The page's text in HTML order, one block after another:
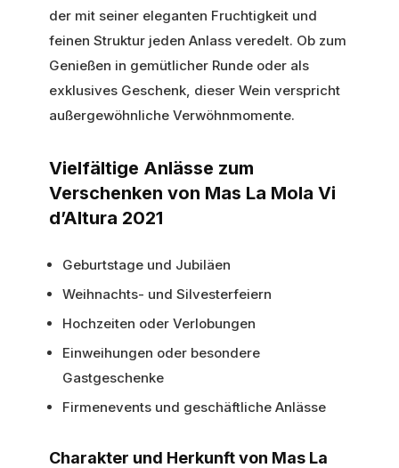
der mit seiner eleganten Fruchtigkeit und
feinen Struktur jeden Anlass veredelt. Ob zum
Genießen in gemütlicher Runde oder als
exklusives Geschenk, dieser Wein verspricht
außergewöhnliche Verwöhnmomente.
Vielfältige Anlässe zum
Verschenken von Mas La Mola Vi
d’Altura 2021
Geburtstage und Jubiläen
Weihnachts- und Silvesterfeiern
Hochzeiten oder Verlobungen
Einweihungen oder besondere
Gastgeschenke
Firmenevents und geschäftliche Anlässe
Charakter und Herkunft von Mas La